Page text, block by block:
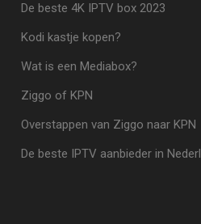
De beste 4K IPTV box 2023
Kodi kastje kopen?
Wat is een Mediabox?
Ziggo of KPN
Overstappen van Ziggo naar KPN
De beste IPTV aanbieder in